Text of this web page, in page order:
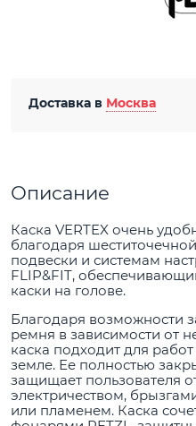
Доставка в Москва
Описание
Каска VERTEX очень
благодаря
подвески и системам
FLIP&FIT,
каски на голове.
Благодаря возможности
ремня в зависимости от
каска подходит для
земле. Ее полностью
защищает пользователя
электричеством,
или пламенем. Каска